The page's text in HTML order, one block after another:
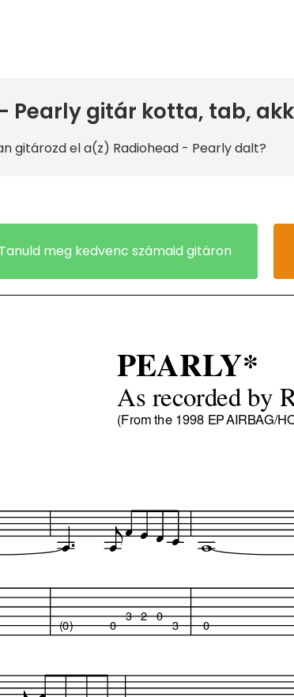
Pearly gitár kotta, tab,
gitározd el a(z) Radiohead - Pearly dalt?
Tanuld meg kedvenc számaid gitáron